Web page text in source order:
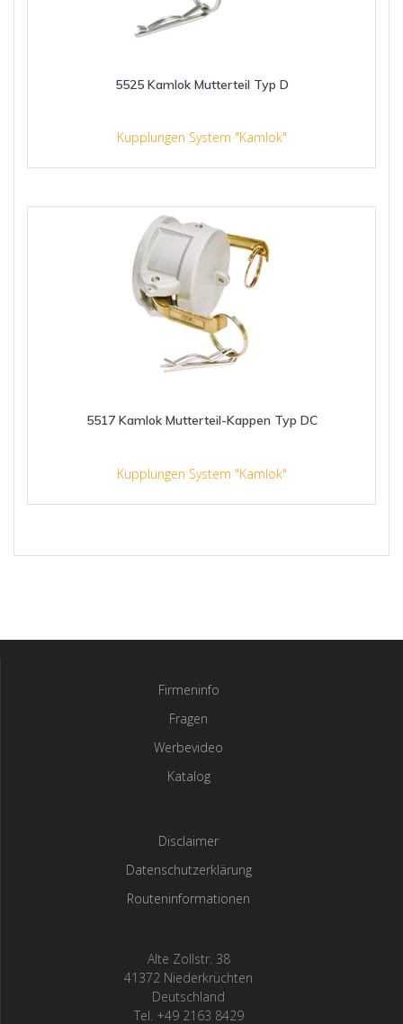
5525 Kamlok Mutterteil Typ D
Kupplungen System "Kamlok"
5517 Kamlok Mutterteil-Kappen Typ DC
Kupplungen System "Kamlok"
Firmeninfo
Fragen
Werbevideo
Katalog
Disclaimer
Datenschutzerklärung
Routeninformationen
Alte Zollstr. 38
41372 Niederkrüchten
Deutschland
Tel. +49 2163 8429